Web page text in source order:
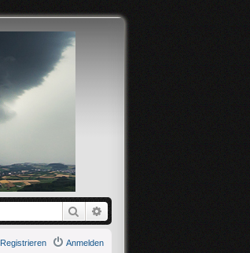
Suche
Anmelden
Registrieren